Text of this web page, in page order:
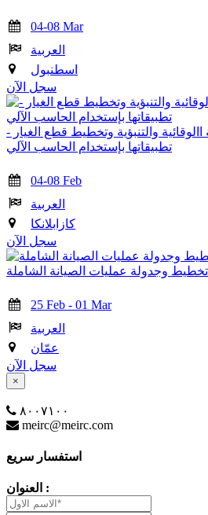
04-08 Mar
العربية
اسطنبول
سجل الآن
والتنبؤية وتخطيط قطع الغيار -
تطبيقاتها بإستخدام الحاسب الآلي
04-08 Feb
العربية
كازابلانكا
سجل الآن
تخطيط وجدولة عمليات الصيانة الشاملة
25 Feb - 01 Mar
العربية
عمّان
سجل الآن
×
٨٠٠٧١٠٠
meirc@meirc.com
استفسار سريع
العنوان :